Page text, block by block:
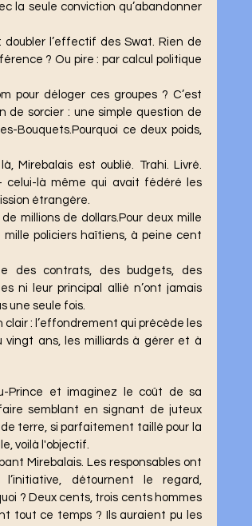
la seule conviction qu’abandonner
? Ou pire : par calcul politique
de sorcier : une simple question de
Bouquets.Pourquoi ce deux poids,
là même qui avait fédéré les
étrangère.
mille policiers haïtiens, à peine cent
ni leur principal allié n’ont jamais
une seule fois.
vingt ans, les milliards à gérer et à
semblant en signant de juteux
terre, si parfaitement taillé pour la
voilà l'objectif.
détournent le regard,
? Deux cents, trois cents hommes
tout ce temps ? Ils auraient pu les